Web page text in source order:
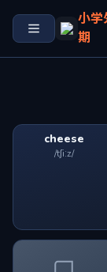
小学
期
cheese
/tʃiːz/